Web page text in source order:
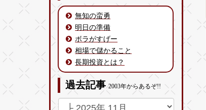
無知の蛮勇
明日の準備
ボラがすげー
相場で儲かること
長期投資とは？
過去記事2003年からあるぞ!!